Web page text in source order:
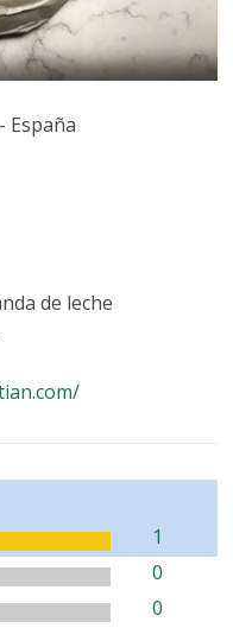
España
de leche
1
0
0